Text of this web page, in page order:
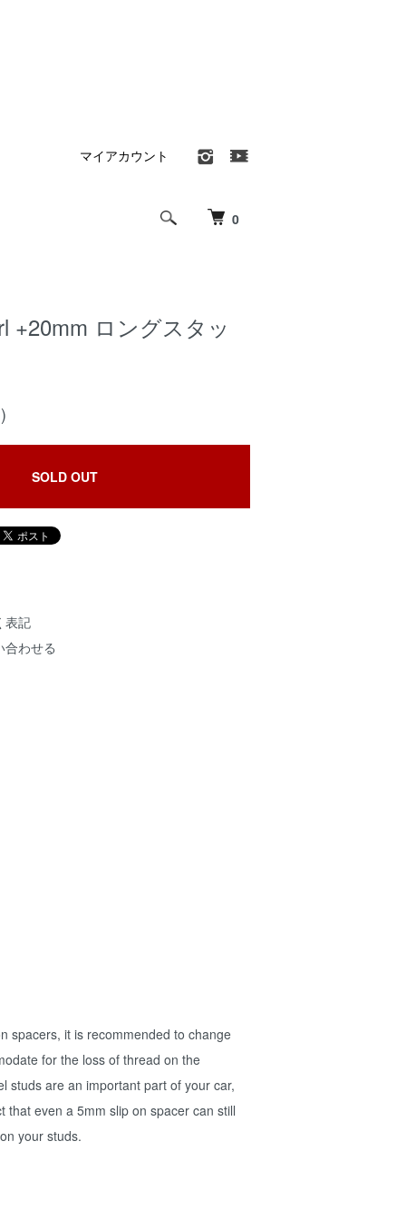
0
マイアカウント
+20mm ロングスタッ
SOLD OUT
表記
合わせる
spacers, it is recommended to change
for the loss of thread on the
studs are an important part of your car,
that even a 5mm slip on spacer can still
your studs.